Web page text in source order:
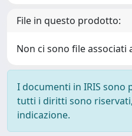
File in questo prodotto:
Non ci sono file
I documenti in IRIS
tutti i diritti sono
indicazione.